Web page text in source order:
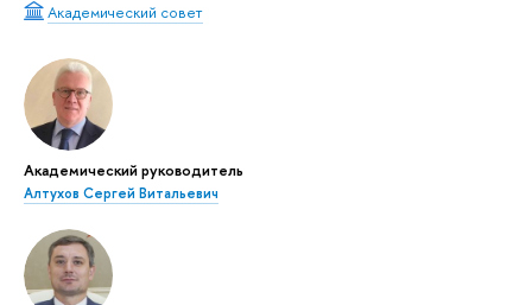
Академический совет
Академический руководитель
Алтухов Сергей Витальевич